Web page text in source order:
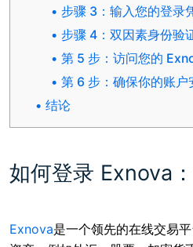
步骤 3：输入您的登录
步骤 4：双因素身份验
第 5 步：访问您的
第 6 步：确保你的账户
结论
如何登录 Exnova
Exnova是一个领先的在线交易